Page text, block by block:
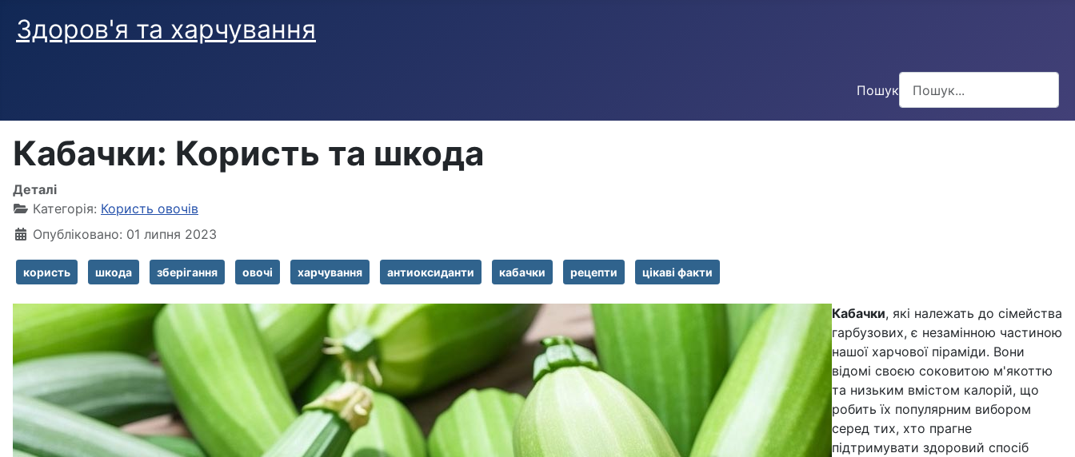
Здоров'я та харчування
Пошук
Type 2 or more characters
Кабачки: Користь та шкода
Деталі
Категорія: Користь овочів
Опубліковано: 01 липня 2023
користь шкода зберігання овочі харчування антиоксиданти кабачки рецепти цікаві факти
Кабачки, які належать до сімейства
гарбузових, є незамінною частиною
нашої харчової піраміди. Вони
відомі своєю соковитою м'якоттю
та низьким вмістом калорій, що
робить їх популярним вибором
серед тих, хто прагне
підтримувати здоровий спосіб